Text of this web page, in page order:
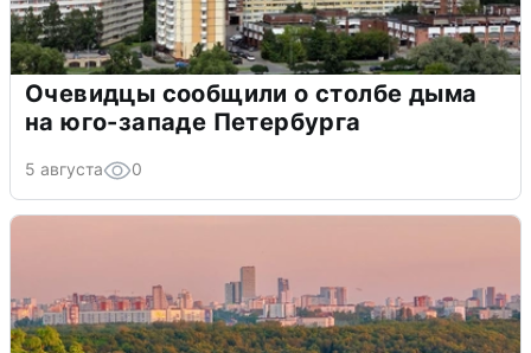
Очевидцы сообщили о столбе дыма
на юго-западе Петербурга
5 августа 0